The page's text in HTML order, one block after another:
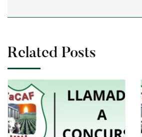
Related Posts